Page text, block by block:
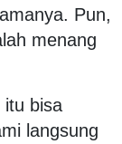
Pun,
menang
itu bisa
langsung